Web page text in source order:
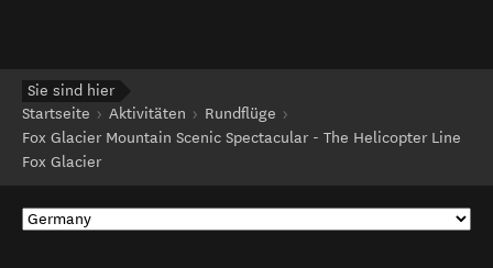
Sie sind hier
Startseite
Aktivitäten
Rundflüge
Fox Glacier Mountain Scenic Spectacular - The Helicopter Line
Fox Glacier